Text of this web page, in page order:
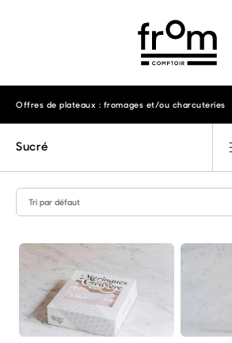
Offres de plateaux : fromages et/ou charcuteries
Sucré